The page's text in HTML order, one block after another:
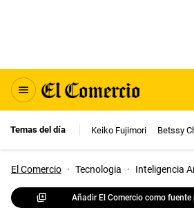
Temas del día Keiko Fujimori Betssy
El Comercio · Tecnologia · Inteligencia
Añadir El Comercio como fuente